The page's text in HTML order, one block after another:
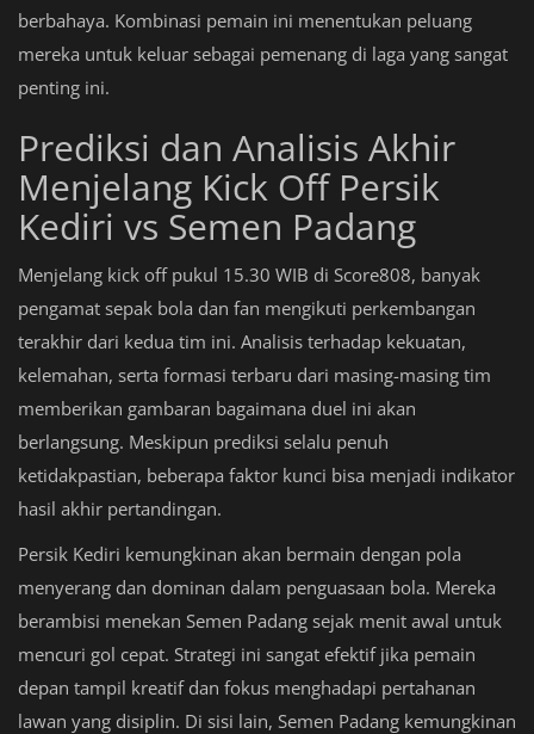
berbahaya. Kombinasi pemain ini menentukan peluang
mereka untuk keluar sebagai pemenang di laga yang sangat
penting ini.
Prediksi dan Analisis Akhir
Menjelang Kick Off Persik
Kediri vs Semen Padang
Menjelang kick off pukul 15.30 WIB di Score808, banyak
pengamat sepak bola dan fan mengikuti perkembangan
terakhir dari kedua tim ini. Analisis terhadap kekuatan,
kelemahan, serta formasi terbaru dari masing-masing tim
memberikan gambaran bagaimana duel ini akan
berlangsung. Meskipun prediksi selalu penuh
ketidakpastian, beberapa faktor kunci bisa menjadi indikator
hasil akhir pertandingan.
Persik Kediri kemungkinan akan bermain dengan pola
menyerang dan dominan dalam penguasaan bola. Mereka
berambisi menekan Semen Padang sejak menit awal untuk
mencuri gol cepat. Strategi ini sangat efektif jika pemain
depan tampil kreatif dan fokus menghadapi pertahanan
lawan yang disiplin. Di sisi lain, Semen Padang kemungkinan